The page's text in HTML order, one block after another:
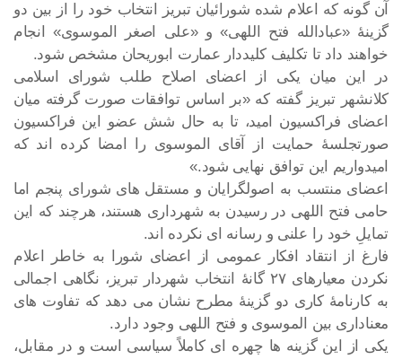
آن گونه که اعلام شده شورائیان تبریز انتخاب خود را از بین دو
گزینۀ «عبادالله فتح اللهی» و «علی اصغر الموسوی» انجام
خواهند داد تا تکلیف کلیددار عمارت ابوریحان مشخص شود.
در این میان یکی از اعضای اصلاح طلب شورای اسلامی
کلانشهر تبریز گفته که «بر اساس توافقات صورت گرفته میان
اعضای فراکسیون امید، تا به حال شش عضو این فراکسیون
صورتجلسۀ حمایت از آقای الموسوی را امضا کرده اند که
امیدواریم این توافق نهایی شود.»
اعضای منتسب به اصولگرایان و مستقل های شورای پنجم اما
حامی فتح اللهی در رسیدن به شهرداری هستند، هرچند که این
تمایلِ خود را علنی و رسانه ای نکرده اند.
فارغ از انتقاد افکار عمومی از اعضای شورا به خاطر اعلام
نکردن معیارهای ۲۷ گانۀ انتخاب شهردار تبریز، نگاهی اجمالی
به کارنامۀ کاری دو گزینۀ مطرح نشان می دهد که تفاوت های
معناداری بین الموسوی و فتح اللهی وجود دارد.
یکی از این گزینه ها چهره ای کاملاً سیاسی است و در مقابل،